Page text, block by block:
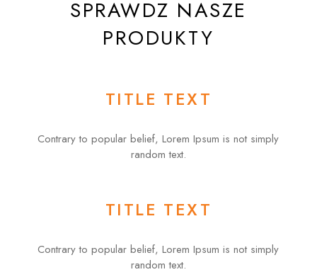
SPRAWDZ NASZE
PRODUKTY
TITLE TEXT
Contrary to popular belief, Lorem Ipsum is not simply
random text.
TITLE TEXT
Contrary to popular belief, Lorem Ipsum is not simply
random text.